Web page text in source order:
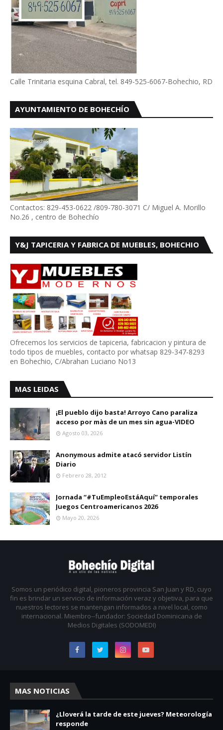
Calle Trinitaria esquina Cabral, tel. 849-525-6067-Bohechio, RD
AYUNTAMIENTO DE BOHECHÍO
Contactos: 829-453-0622 /809-780-3071 C/ Miguel A. Morillo
No.26 , centro de Bohechío
Y&J TAPICERIA Y FABRICA DE MUEBLES, BOHECHIO
Ofrecemos los servicios de tapiceria, fabricacion y pintura de
todo tipos de muebles, contacto por whatsap 829-347-8293
en Bohechio, C/Abrahan Luciano No13
MAS LEIDAS
¡El pueblo dijo basta! Arroyo Cano paraliza
acceso por màs de un mes sin agua-VIDEO
Agosto 03, 2026
Anonymous admite atacó servidor Listín
Diario
Febrero 28, 2012
Jornada “#TuEmpleoEstáAquí” temporales
Juegos Centroamericanos 2026
Mayo 20, 2026
Somos un periódico digital, pioneros provincia San Juan y RD, cuyo
fin es brindar un servicio de información veraz y objetiva, para que
nuestros lectores se mantengan informados a nivel local, como
internacional. Miembro--fundador: Sociedad Dominicana de
Medios Digitales (SODOMEDI)
MAS NOTICIAS
¿Lloverá la tarde de este jueves? Meteorología
responde